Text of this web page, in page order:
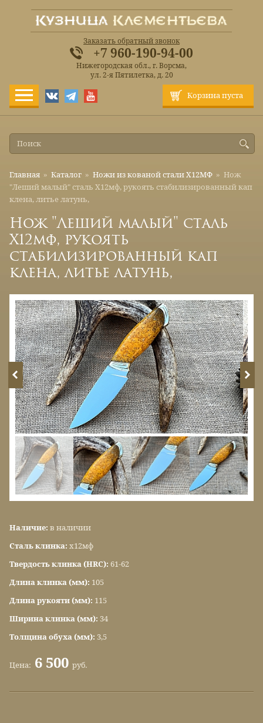
Корзина пуста
Заказать обратный звонок
+7 960-190-94-00
Нижегородская обл., г. Ворсма,
ул. 2-я Пятилетка, д. 20
Главная » Каталог » Ножи из кованой стали Х12МФ » Нож
"Леший малый" сталь Х12мф, рукоять стабилизированный кап
клена, литье латунь,
Нож "Леший малый" сталь
Х12мф, рукоять
стабилизированный кап
клена, литье латунь,
Наличие: в наличии
Сталь клинка: х12мф
Твердость клинка (HRC): 61-62
Длина клинка (мм): 105
Длина рукояти (мм): 115
Ширина клинка (мм): 34
Толщина обуха (мм): 3,5
Цена: 6 500 руб.